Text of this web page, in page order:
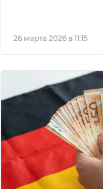
26 марта 2026 в 11:15